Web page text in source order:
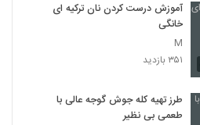
آموزش درست کردن نان ترکیه ای
خانگی
M
۳۵۱ بازدید
طرز تهیه کله جوش گوجه عالی با
طعمی بی نظیر